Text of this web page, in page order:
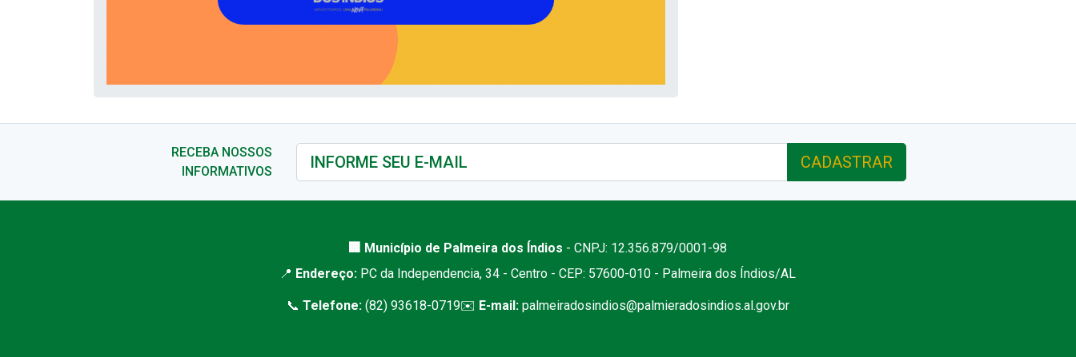
RECEBA NOSSOS
INFORMATIVOS
CADASTRAR
🏢 Município de Palmeira dos Índios - CNPJ: 12.356.879/0001-98
📍 Endereço: PC da Independencia, 34 - Centro - CEP: 57600-010 - Palmeira dos Índios/AL
📞 Telefone:(82) 93618-0719✉️ E-mail: palmeiradosindios@palmieradosindios.al.gov.br